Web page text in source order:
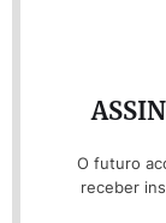
O futuro
receber